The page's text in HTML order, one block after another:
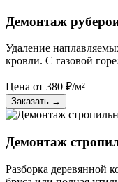
Демонтаж
Удаление
кровли. С газовой
Цена от 380 ₽/м²
Заказать →
Демонтаж
Разборка деревянной